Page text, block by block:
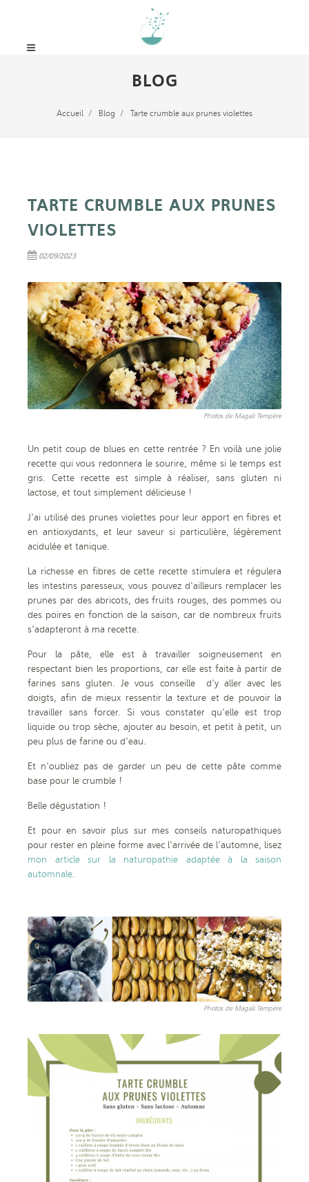
BLOG
Accueil Blog Tarte crumble aux prunes violettes
TARTE CRUMBLE AUX PRUNES
VIOLETTES
02/09/2023
Photos de Magali Tempère
Un petit coup de blues en cette rentrée ? En voilà une jolie
recette qui vous redonnera le sourire, même si le temps est
gris. Cette recette est simple à réaliser, sans gluten ni
lactose, et tout simplement délicieuse !
J'ai utilisé des prunes violettes pour leur apport en fibres et
en antioxydants, et leur saveur si particulière, légèrement
acidulée et tanique.
La richesse en fibres de cette recette stimulera et régulera
les intestins paresseux, vous pouvez d'ailleurs remplacer les
prunes par des abricots, des fruits rouges, des pommes ou
des poires en fonction de la saison, car de nombreux fruits
s'adapteront à ma recette.
Pour la pâte, elle est à travailler soigneusement en
respectant bien les proportions, car elle est faite à partir de
farines sans gluten. Je vous conseille d'y aller avec les
doigts, afin de mieux ressentir la texture et de pouvoir la
travailler sans forcer. Si vous constater qu'elle est trop
liquide ou trop sèche, ajouter au besoin, et petit à petit, un
peu plus de farine ou d'eau.
Et n'oubliez pas de garder un peu de cette pâte comme
base pour le crumble !
Belle dégustation !
Et pour en savoir plus sur mes conseils naturopathiques
pour rester en pleine forme avec l'arrivée de l'automne, lisez
mon article sur la naturopathie adaptée à la saison
automnale.
Photos de Magali Tempère